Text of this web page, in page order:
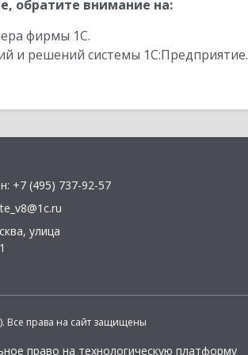
обратите внимание на:
фирмы 1С.
и решений системы 1С:Предприятие.
+7 (495) 737-92-57
, улица
Все права на сайт защищены
право на технологическую платформу